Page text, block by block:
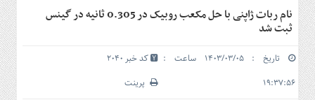
سرویس
ها
خانه
سرمایه
و
بورس
نام ربات ژاپنی با حل مکعب روبیک در 0.305 ثانیه در گینس
ثبت شد
تاریخ : ۱۴۰۳/۰۳/۰۵ ساعت :
۱۹:۳۷:۵۶
کد خبر 2040
پرینت